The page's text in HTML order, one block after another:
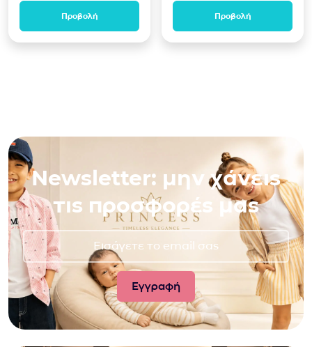
Προβολή Προβολή
Newsletter: μην χάνεις
τις προσφορές μας